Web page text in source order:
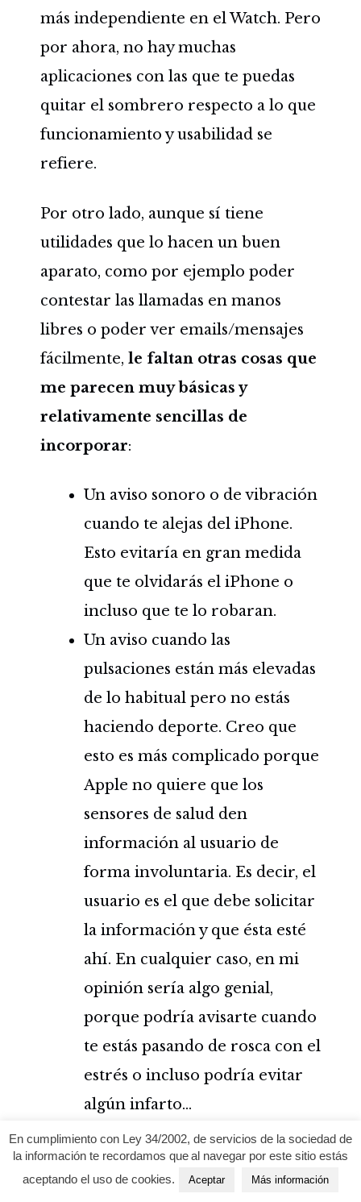
más independiente en el Watch. Pero
por ahora, no hay muchas
aplicaciones con las que te puedas
quitar el sombrero respecto a lo que
funcionamiento y usabilidad se
refiere.
Por otro lado, aunque sí tiene
utilidades que lo hacen un buen
aparato, como por ejemplo poder
contestar las llamadas en manos
libres o poder ver emails/mensajes
fácilmente, le faltan otras cosas que
me parecen muy básicas y
relativamente sencillas de
incorporar:
Un aviso sonoro o de vibración
cuando te alejas del iPhone.
Esto evitaría en gran medida
que te olvidarás el iPhone o
incluso que te lo robaran.
Un aviso cuando las
pulsaciones están más elevadas
de lo habitual pero no estás
haciendo deporte. Creo que
esto es más complicado porque
Apple no quiere que los
sensores de salud den
información al usuario de
forma involuntaria. Es decir, el
usuario es el que debe solicitar
la información y que ésta esté
ahí. En cualquier caso, en mi
opinión sería algo genial,
porque podría avisarte cuando
te estás pasando de rosca con el
estrés o incluso podría evitar
algún infarto…
Una aplicación más completa
para el entrenamiento.
Abrir el mercado a los
En cumplimiento con Ley 34/2002, de servicios de la sociedad de
la información te recordamos que al navegar por este sitio estás
aceptando el uso de cookies.
Aceptar Más información